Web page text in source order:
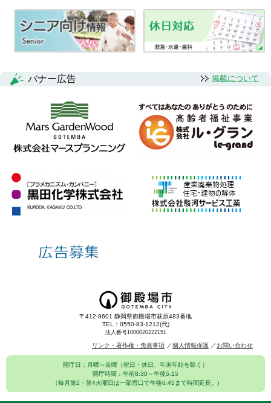
バナー広告 掲載について
〒412-8601 静岡県御殿場市萩原483番地
TEL：0550-83-1212(代)
法人番号1000020222151
リンク・著作権・免責事項 個人情報保護 お問い合わせ
開庁日：月曜～金曜（祝日・休日、年末年始を除く）
開庁時間：午前8:30～午後5:15
（毎月第2・第4火曜日は一部窓口で午後6:45まで時間延長。)